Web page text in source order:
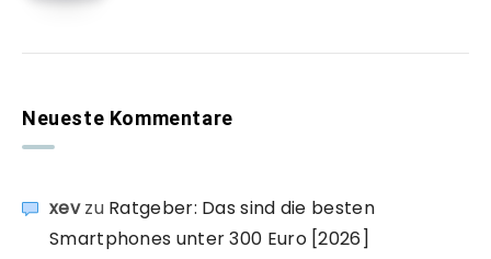
Neueste Kommentare
xevzu Ratgeber: Das sind die besten
Smartphones unter 300 Euro [2026]